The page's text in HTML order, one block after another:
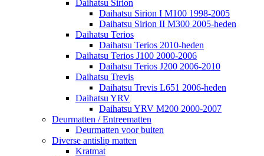
Daihatsu Sirion
Daihatsu Sirion I M100 1998-2005
Daihatsu Sirion II M300 2005-heden
Daihatsu Terios
Daihatsu Terios 2010-heden
Daihatsu Terios J100 2000-2006
Daihatsu Terios J200 2006-2010
Daihatsu Trevis
Daihatsu Trevis L651 2006-heden
Daihatsu YRV
Daihatsu YRV M200 2000-2007
Deurmatten / Entreematten
Deurmatten voor buiten
Diverse antislip matten
Kratmat